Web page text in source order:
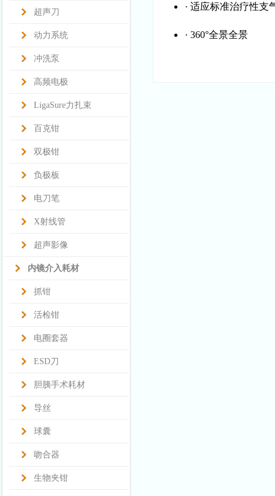
超声刀
动力系统
冲洗泵
高频电极
LigaSure力扎束
百克钳
双极钳
负极板
电刀笔
X射线管
超声影像
内镜介入耗材
抓钳
活检钳
电圈套器
ESD刀
胆胰手术耗材
导丝
球囊
吻合器
生物夹钳
· 适应标准治疗性支
· 360°全景全景